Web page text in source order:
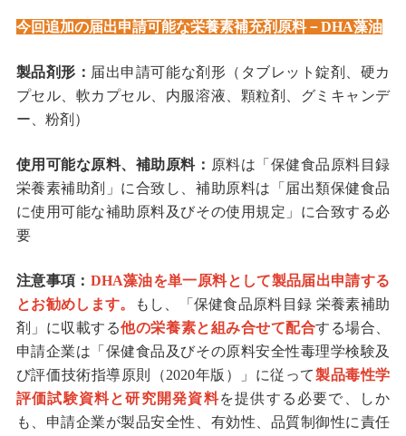
今回追加の届出申請可能な栄養素補充剤原料－DHA藻油
製品剤形： 届出申請可能な剤形（タブレット錠剤、硬カ
プセル、軟カプセル、内服溶液、顆粒剤、グミキャンデ
ー、粉剤）
使用可能な原料、補助原料： 原料は「保健食品原料目録
栄養素補助剤」に合致し、補助原料は「届出類保健食品
に使用可能な補助原料及びその使用規定」に合致する必
要
注意事項： DHA藻油を単一原料として製品届出申請する
とお勧めします。
もし、「保健食品原料目録 栄養素補助
剤」に収載する他の栄養素と組み合せて配合する場合、
申請企業は「保健食品及びその原料安全性毒理学検験及
び評価技術指導原則（2020年版）」に従って製品毒性学
評価試験資料と研究開発資料を提供する必要で、しか
も、申請企業が製品安全性、有効性、品質制御性に責任